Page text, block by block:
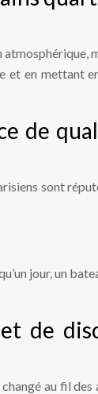
et en mettant
de
sont
jour, un
de
au fil des